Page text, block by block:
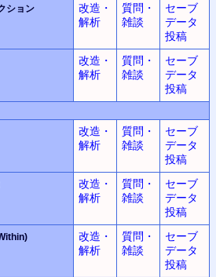
ション
改造・
解析
質問・
雑談
セーブ
データ
投稿
改造・
解析
質問・
雑談
セーブ
データ
投稿
改造・
解析
質問・
雑談
セーブ
データ
投稿
改造・
解析
質問・
雑談
セーブ
データ
投稿
改造・
解析
質問・
雑談
セーブ
データ
投稿